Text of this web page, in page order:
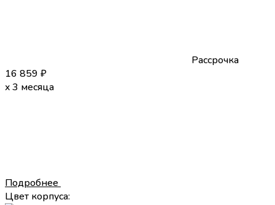
Рассрочка
16 859 ₽
x 3 месяца
Подробнее
Цвет корпуса: